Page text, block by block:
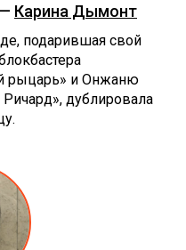
Карина Дымонт
подарившая свой
рыцарь» и Онжаню
дублировала